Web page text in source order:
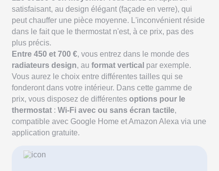
satisfaisant, au design élégant (façade en verre), qui
peut chauffer une pièce moyenne. L'inconvénient réside
dans le fait que le thermostat n'est, à ce prix, pas des
plus précis.
Entre 450 et 700 €, vous entrez dans le monde des
radiateurs design, au format vertical par exemple.
Vous aurez le choix entre différentes tailles qui se
fonderont dans votre intérieur. Dans cette gamme de
prix, vous disposez de différentes options pour le
thermostat : Wi-Fi avec ou sans écran tactile,
compatible avec Google Home et Amazon Alexa via une
application gratuite.